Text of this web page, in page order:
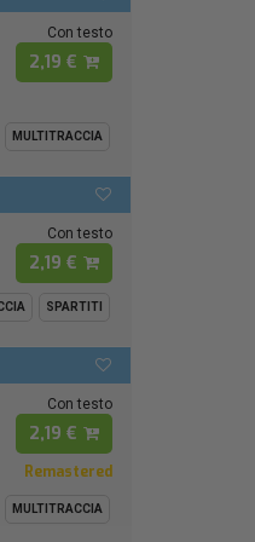
Con testo
2,19 €
MULTITRACCIA
Con testo
2,19 €
SPARTITI
Con testo
2,19 €
Remastered
MULTITRACCIA